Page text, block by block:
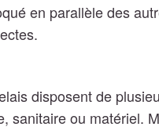
en parallèle des
disposent de
sanitaire ou matériel.